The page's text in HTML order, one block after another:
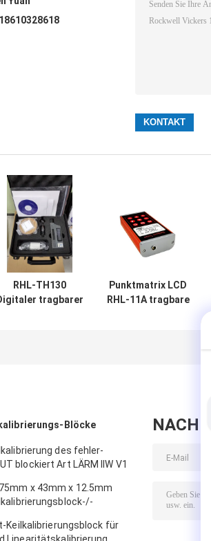
RHL-TH130
tragbarer
Punktmatrix LCD
RHL-11A tragbare
Blöcke
des fehler-
blockiert Art LÄRM IIW V1
75mm x 43mm x 12.5mm
Keilkalibrierungsblock für